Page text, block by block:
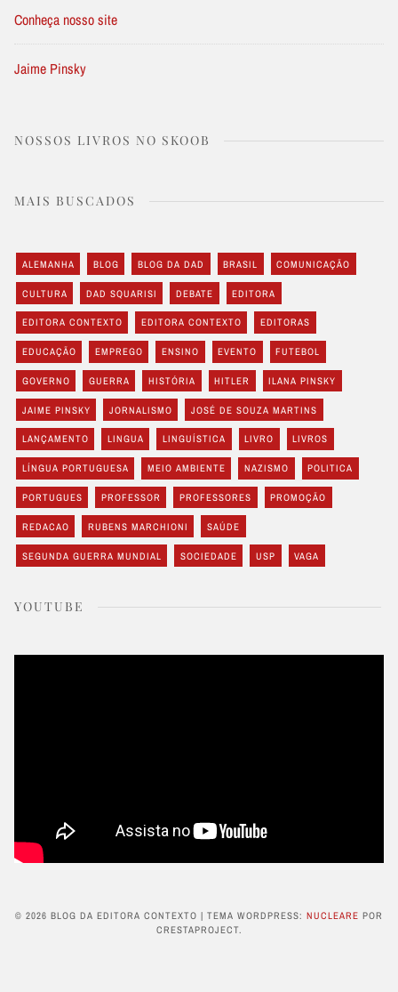
Conheça nosso site
Jaime Pinsky
NOSSOS LIVROS NO SKOOB
MAIS BUSCADOS
ALEMANHA BLOG BLOG DA DAD BRASIL COMUNICAÇÃO
CULTURA DAD SQUARISI DEBATE EDITORA
EDITORA CONTEXTO EDITORA CONTEXTO EDITORAS
EDUCAÇÃO EMPREGO ENSINO EVENTO FUTEBOL
GOVERNO GUERRA HISTÓRIA HITLER ILANA PINSKY
JAIME PINSKY JORNALISMO JOSÉ DE SOUZA MARTINS
LANÇAMENTO LINGUA LINGUÍSTICA LIVRO LIVROS
LÍNGUA PORTUGUESA MEIO AMBIENTE NAZISMO POLITICA
PORTUGUES PROFESSOR PROFESSORES PROMOÇÃO
REDACAO RUBENS MARCHIONI SAÚDE
SEGUNDA GUERRA MUNDIAL SOCIEDADE USP VAGA
YOUTUBE
© 2026 BLOG DA EDITORA CONTEXTO | TEMA WORDPRESS: NUCLEARE POR
CRESTAPROJECT.